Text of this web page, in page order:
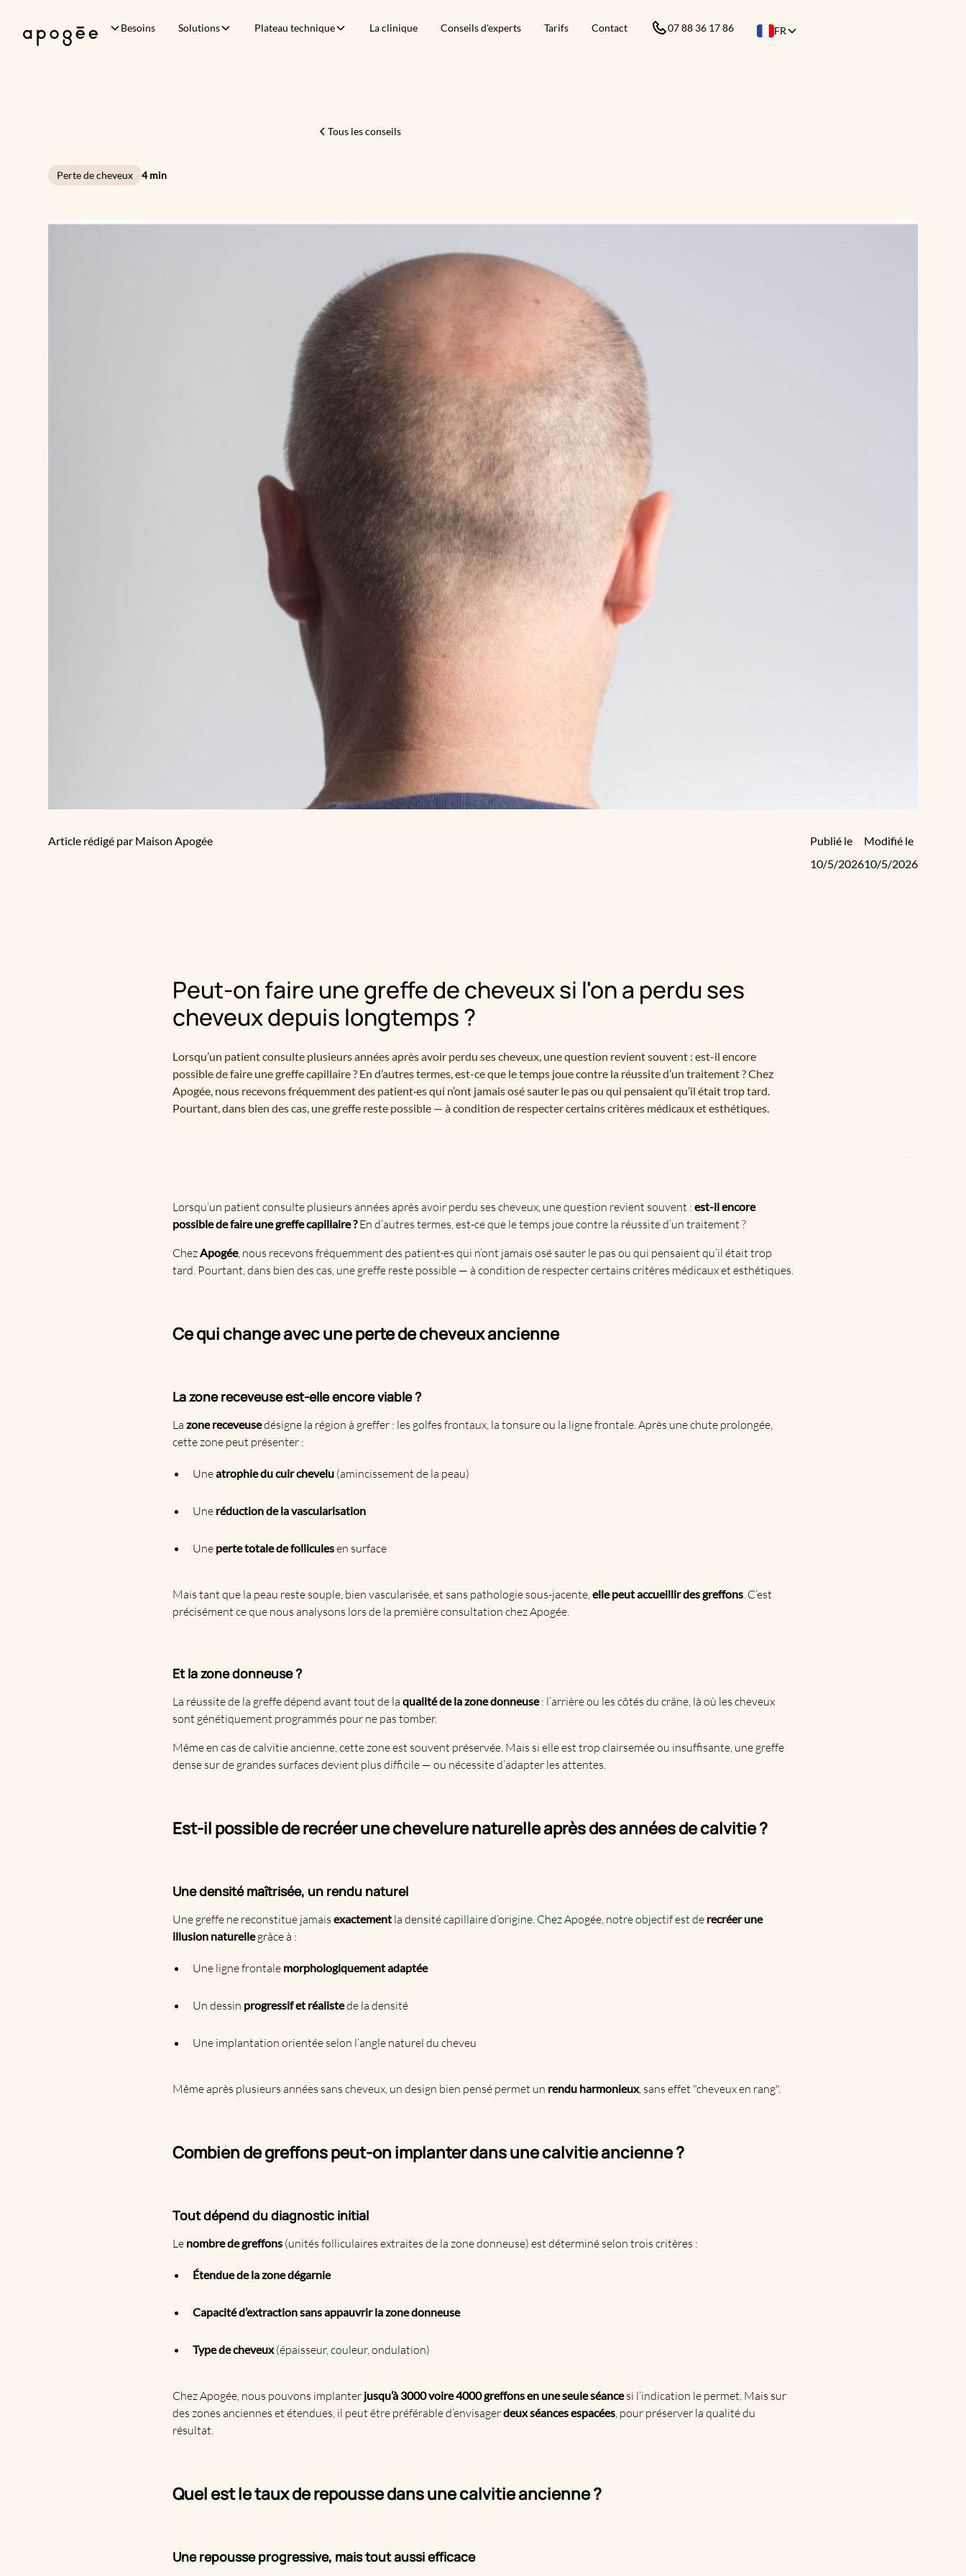
Besoins Solutions Plateau technique La clinique Conseils d'experts Tarifs Contact 07 88 36 17 86 FR
Tous les conseils
Perte de cheveux 4 min
Article rédigé par Maison Apogée
Publié le
10/5/2026
Modifié le
10/5/2026
Peut-on faire une greffe de cheveux si l'on a perdu ses
cheveux depuis longtemps ?
Lorsqu’un patient consulte plusieurs années après avoir perdu ses cheveux, une question revient souvent : est-il encore
possible de faire une greffe capillaire ? En d’autres termes, est-ce que le temps joue contre la réussite d’un traitement ? Chez
Apogée, nous recevons fréquemment des patient·es qui n’ont jamais osé sauter le pas ou qui pensaient qu’il était trop tard.
Pourtant, dans bien des cas, une greffe reste possible — à condition de respecter certains critères médicaux et esthétiques.
Lorsqu’un patient consulte plusieurs années après avoir perdu ses cheveux, une question revient souvent : est-il encore
possible de faire une greffe capillaire ?En d’autres termes, est-ce que le temps joue contre la réussite d’un traitement ?
ChezApogée, nous recevons fréquemment des patient·es qui n’ont jamais osé sauter le pas ou qui pensaient qu’il était trop
tard. Pourtant, dans bien des cas, une greffe reste possible — à condition de respecter certains critères médicaux et esthétiques.
Ce qui change avec une perte de cheveux ancienne
La zone receveuse est-elle encore viable ?
La zone receveusedésigne la région à greffer : les golfes frontaux, la tonsure ou la ligne frontale. Après une chute prolongée,
cette zone peut présenter :
Uneatrophie du cuir chevelu (amincissement de la peau)
Une réduction de la vascularisation
Une perte totale de folliculesen surface
Mais tant que la peau reste souple, bien vascularisée, et sans pathologie sous-jacente,elle peut accueillir des greffons. C’est
précisément ce que nous analysons lors de la première consultation chez Apogée.
Et la zone donneuse ?
La réussite de la greffe dépend avant tout de la qualité de la zone donneuse: l’arrière ou les côtés du crâne, là où les cheveux
sont génétiquement programmés pour ne pas tomber.
Même en cas de calvitie ancienne, cette zone est souvent préservée. Mais si elle est trop clairsemée ou insuffisante, une greffe
dense sur de grandes surfaces devient plus difficile — ou nécessite d’adapter les attentes.
Est-il possible de recréer une chevelure naturelle après des années de calvitie ?
Une densité maîtrisée, un rendu naturel
Une greffe ne reconstitue jamais exactement la densité capillaire d’origine. Chez Apogée, notre objectif est de recréer une
illusion naturellegrâce à :
Une ligne frontale morphologiquement adaptée
Un dessin progressif et réalistede la densité
Une implantation orientée selon l’angle naturel du cheveu
Même après plusieurs années sans cheveux, un design bien pensé permet un rendu harmonieux, sans effet "cheveux en rang".
Combien de greffons peut-on implanter dans une calvitie ancienne ?
Tout dépend du diagnostic initial
Le nombre de greffons (unités folliculaires extraites de la zone donneuse) est déterminé selon trois critères :
Étendue de la zone dégarnie
Capacité d’extraction sans appauvrir la zone donneuse
Type de cheveux(épaisseur, couleur, ondulation)
Chez Apogée, nous pouvons implanter jusqu’à 3000 voire 4000 greffons en une seule séancesi l’indication le permet. Mais sur
des zones anciennes et étendues, il peut être préférable d’envisagerdeux séances espacées, pour préserver la qualité du
résultat.
Quel est le taux de repousse dans une calvitie ancienne ?
Une repousse progressive, mais tout aussi efficace